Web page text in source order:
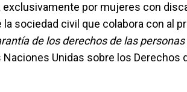
por mujeres con
sociedad civil que colabora con al
de los derechos de las personas
Unidas sobre los Derechos